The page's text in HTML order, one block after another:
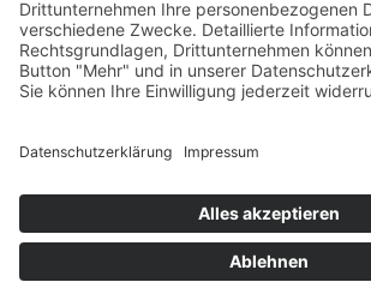
Datenschutzerklärung
5 + 6=
SENDEN